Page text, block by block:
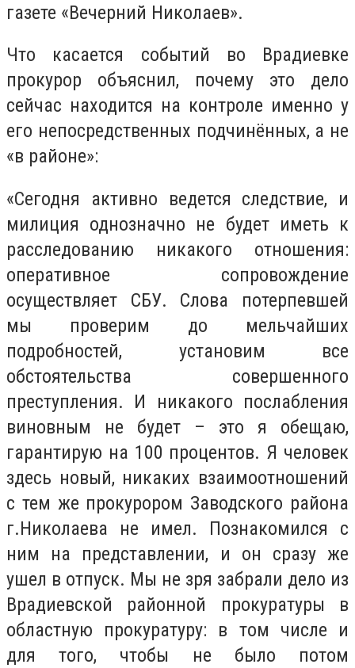
газете «Вечерний Николаев».
Что касается событий во Врадиевке
прокурор объяснил, почему это дело
сейчас находится на контроле именно у
его непосредственных подчинённых, а не
«в районе»:
«Сегодня активно ведется следствие, и
милиция однозначно не будет иметь к
расследованию никакого отношения:
оперативное сопровождение
осуществляет СБУ. Слова потерпевшей
мы проверим до мельчайших
подробностей, установим все
обстоятельства совершенного
преступления. И никакого послабления
виновным не будет – это я обещаю,
гарантирую на 100 процентов. Я человек
здесь новый, никаких взаимоотношений
с тем же прокурором Заводского района
г.Николаева не имел. Познакомился с
ним на представлении, и он сразу же
ушел в отпуск. Мы не зря забрали дело из
Врадиевской районной прокуратуры в
областную прокуратуру: в том числе и
для того, чтобы не было потом